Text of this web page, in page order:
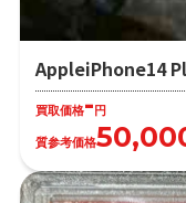
AppleiPhone14
買取価格- 円
質参考価格